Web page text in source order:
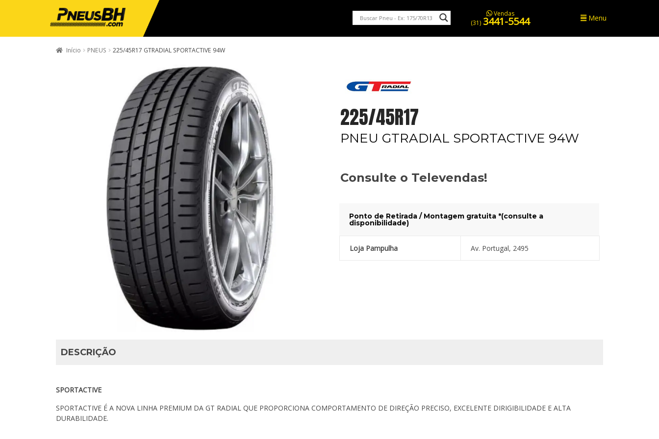
Vendas
(31) 3441-5544 Menu
Início PNEUS 225/45R17 GTRADIAL SPORTACTIVE 94W
225/45R17
PNEU GTRADIAL SPORTACTIVE 94W
Consulte o Televendas!
Ponto de Retirada / Montagem gratuita *(consulte a
disponibilidade)
Loja Pampulha Av. Portugal, 2495
DESCRIÇÃO
SPORTACTIVE
SPORTACTIVE É A NOVA LINHA PREMIUM DA GT RADIAL QUE PROPORCIONA COMPORTAMENTO DE DIREÇÃO PRECISO, EXCELENTE DIRIGIBILIDADE E ALTA
DURABILIDADE.